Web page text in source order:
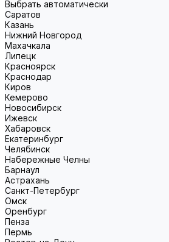
Выбрать автоматически
Саратов
Казань
Нижний Новгород
Махачкала
Липецк
Красноярск
Краснодар
Киров
Кемерово
Новосибирск
Ижевск
Хабаровск
Екатеринбург
Челябинск
Набережные Челны
Барнаул
Астрахань
Санкт-Петербург
Омск
Оренбург
Пенза
Пермь